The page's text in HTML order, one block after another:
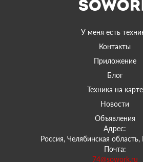
У меня есть
Контакты
Приложение
Блог
Техника на карте
Новости
Объявления
Адрес:
Россия, Челябинская
Почта:
74@sowork.ru